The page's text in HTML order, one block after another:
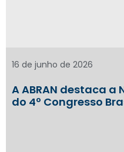
A ABRAN destaca
do 4º Congresso
16 de junho de 2026